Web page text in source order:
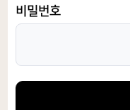
비밀번호